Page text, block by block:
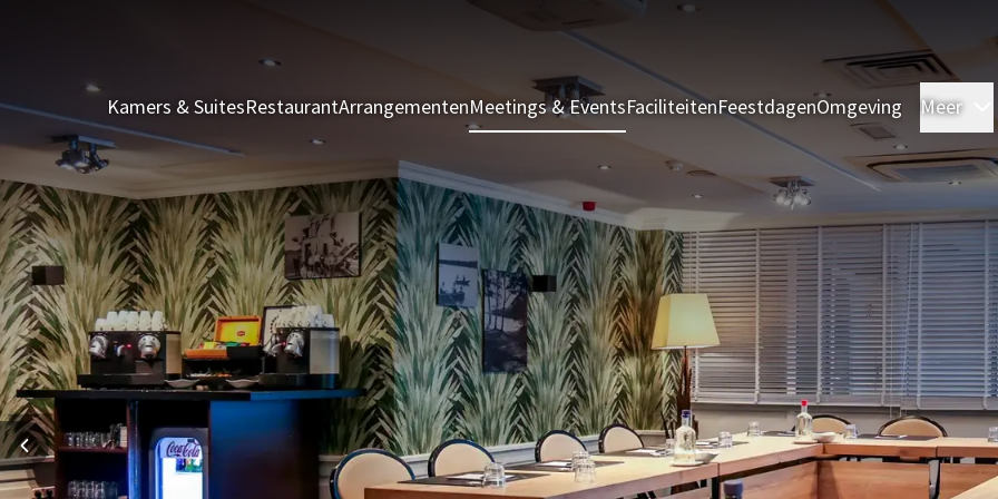
Kamers & SuitesRestaurantArrangementenMeetings & EventsFaciliteitenFeestdagenOmgeving Meer